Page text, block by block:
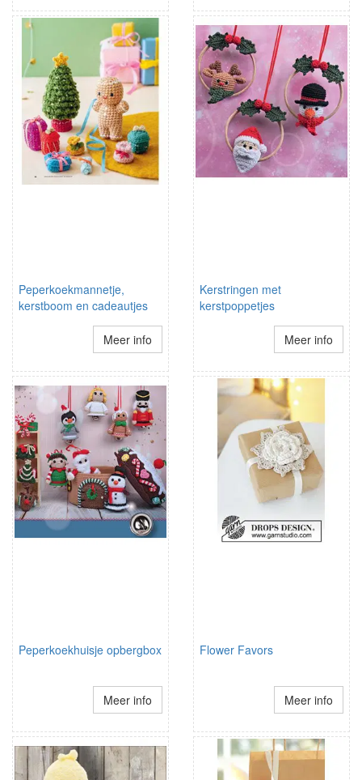
Peperkoekmannetje,
kerstboom en cadeautjes
Meer info
Kerstringen met
kerstpoppetjes
Meer info
Peperkoekhuisje opbergbox
Meer info
Flower Favors
Meer info